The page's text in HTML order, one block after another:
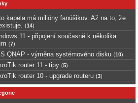
kapela má milióny fanúšikov. Až na to, že
(14)
11 - připojení současně k několika
(7)
QNAP - výměna systémového disku (10)
router 11 - tipy (5)
router 10 - upgrade routeru (3)